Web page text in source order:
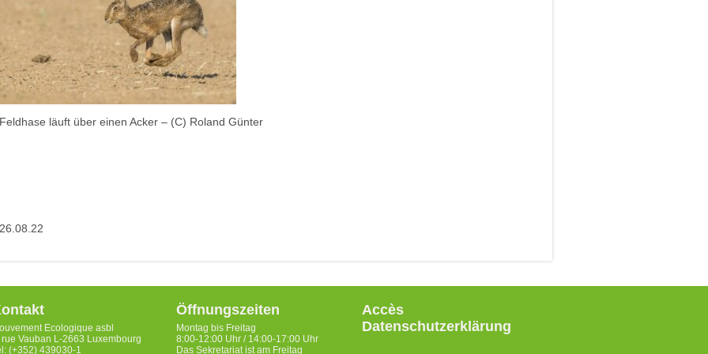
Feldhase läuft über einen Acker – (C) Roland Günter
26.08.22
Ecologique asbl
rue Vauban L-2663 Luxembourg
(+352) 439030-1
Öffnungszeiten
Montag bis Freitag
8:00-12:00 Uhr / 14:00-17:00 Uhr
Das Sekretariat ist am Freitag
Accès
Datenschutzerklärung